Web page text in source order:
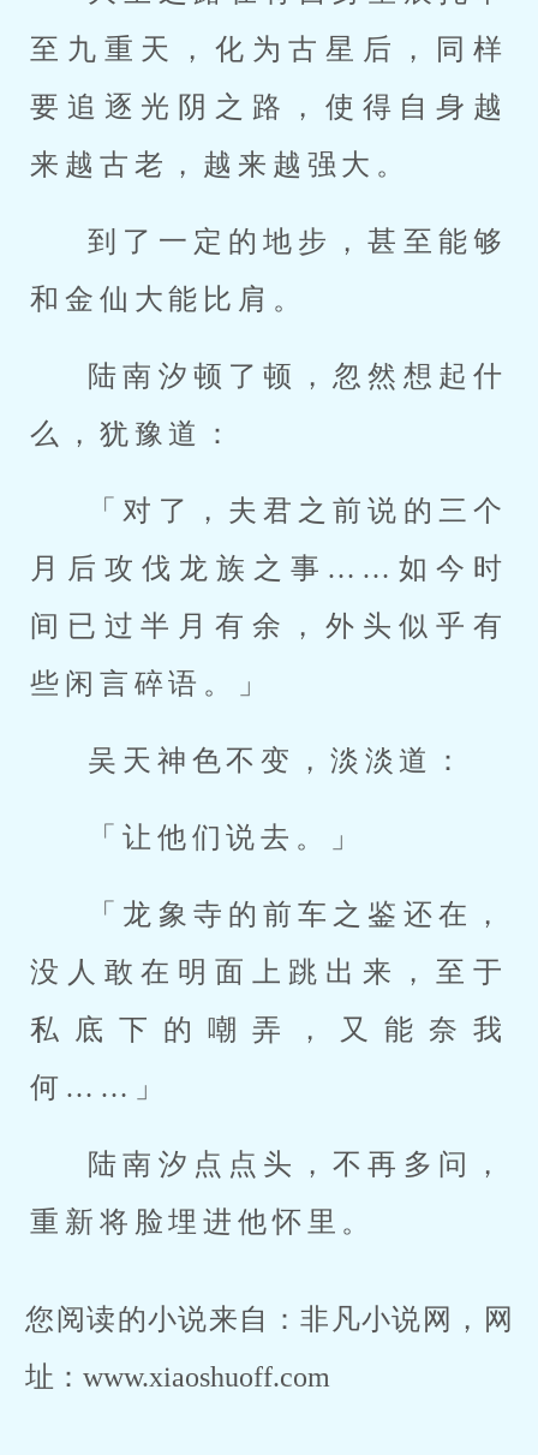
至九重天，化为古星后，同样
要追逐光阴之路，使得自身越
来越古老，越来越强大。
到了一定的地步，甚至能够
和金仙大能比肩。
陆南汐顿了顿，忽然想起什
么，犹豫道：
「对了，夫君之前说的三个
月后攻伐龙族之事……如今时
间已过半月有余，外头似乎有
些闲言碎语。」
吴天神色不变，淡淡道：
「让他们说去。」
「龙象寺的前车之鉴还在，
没人敢在明面上跳出来，至于
私底下的嘲弄，又能奈我
何……」
陆南汐点点头，不再多问，
重新将脸埋进他怀里。
您阅读的小说来自：非凡小说网，网
址：www.xiaoshuoff.com